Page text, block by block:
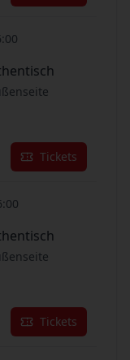
Tickets
Tickets